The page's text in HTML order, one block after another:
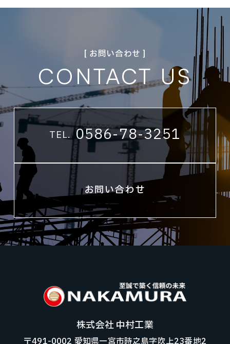
[ お問い合わせ ]
CONTACT US
TEL. 0586-78-3251
お問い合わせ
株式会社 中村工業
〒491-0002 愛知県一宮市時之島字吹上23番地2